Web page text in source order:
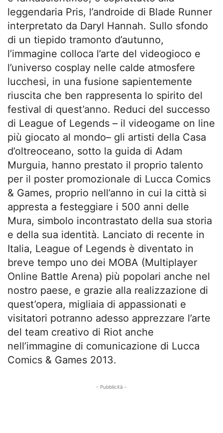
leggendaria Pris, l’androide di Blade Runner
interpretato da Daryl Hannah. Sullo sfondo
di un tiepido tramonto d’autunno,
l’immagine colloca l’arte del videogioco e
l’universo cosplay nelle calde atmosfere
lucchesi, in una fusione sapientemente
riuscita che ben rappresenta lo spirito del
festival di quest’anno. Reduci del successo
di League of Legends – il videogame on line
più giocato al mondo– gli artisti della Casa
d’oltreoceano, sotto la guida di Adam
Murguia, hanno prestato il proprio talento
per il poster promozionale di Lucca Comics
& Games, proprio nell’anno in cui la città si
appresta a festeggiare i 500 anni delle
Mura, simbolo incontrastato della sua storia
e della sua identità. Lanciato di recente in
Italia, League of Legends è diventato in
breve tempo uno dei MOBA (Multiplayer
Online Battle Arena) più popolari anche nel
nostro paese, e grazie alla realizzazione di
quest’opera, migliaia di appassionati e
visitatori potranno adesso apprezzare l’arte
del team creativo di Riot anche
nell’immagine di comunicazione di Lucca
Comics & Games 2013.
- Pubblicità -